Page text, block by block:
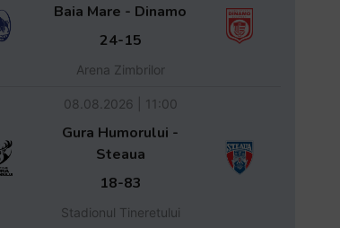
Baia Mare - Dinamo
24-15
Arena Zimbrilor
08.08.2026 | 11:00
Gura Humorului -
Steaua
18-83
Stadionul Tineretului